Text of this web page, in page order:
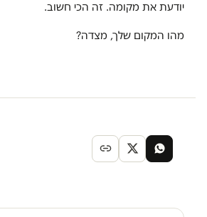
יודעת את מקומה. זה הכי חשוב.
מהו המקום שלך, מצדה?